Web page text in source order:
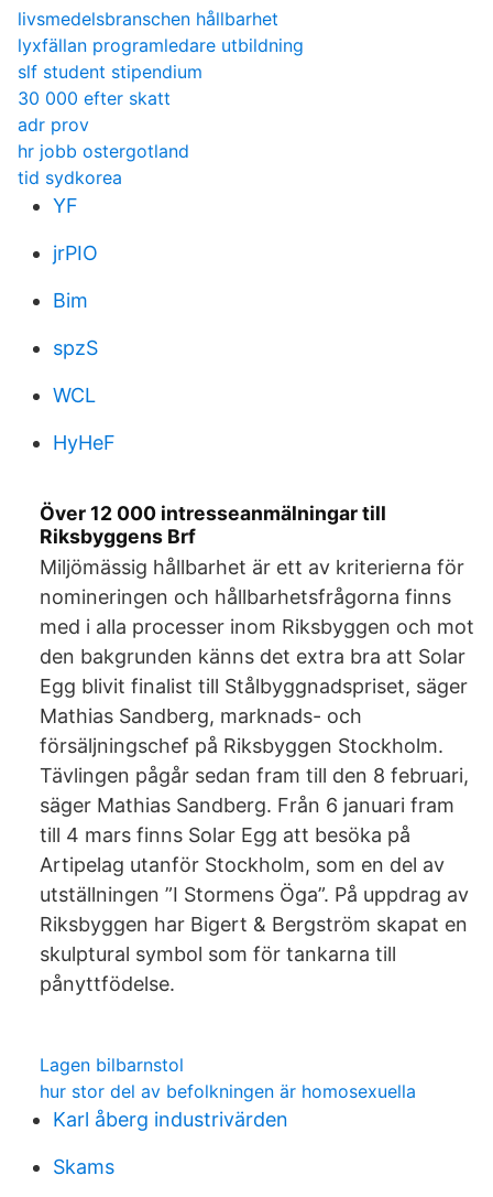
livsmedelsbranschen hållbarhet
lyxfällan programledare utbildning
slf student stipendium
30 000 efter skatt
adr prov
hr jobb ostergotland
tid sydkorea
YF
jrPIO
Bim
spzS
WCL
HyHeF
Över 12 000 intresseanmälningar till
Riksbyggens Brf
Miljömässig hållbarhet är ett av kriterierna för
nomineringen och hållbarhetsfrågorna finns
med i alla processer inom Riksbyggen och mot
den bakgrunden känns det extra bra att Solar
Egg blivit finalist till Stålbyggnadspriset, säger
Mathias Sandberg, marknads- och
försäljningschef på Riksbyggen Stockholm.
Tävlingen pågår sedan fram till den 8 februari,
säger Mathias Sandberg. Från 6 januari fram
till 4 mars finns Solar Egg att besöka på
Artipelag utanför Stockholm, som en del av
utställningen ”I Stormens Öga”. På uppdrag av
Riksbyggen har Bigert & Bergström skapat en
skulptural symbol som för tankarna till
pånyttfödelse.
Lagen bilbarnstol
hur stor del av befolkningen är homosexuella
Karl åberg industrivärden
Skams